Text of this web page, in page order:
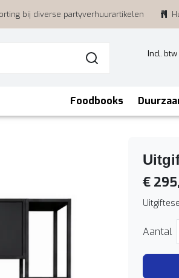
bij diverse partyverhuurartikelen
Incl. btw
Foodbooks
€
Aantal